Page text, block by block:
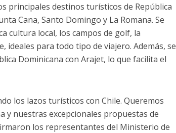
principales destinos turísticos de República
Cana, Santo Domingo y La Romana. Se
cultura local, los campos de golf, la
para todo tipo de viajero. Además, se
Dominicana con Arajet, lo que facilita el
los lazos turísticos con Chile. Queremos
y nuestras excepcionales propuestas de
los representantes del Ministerio de